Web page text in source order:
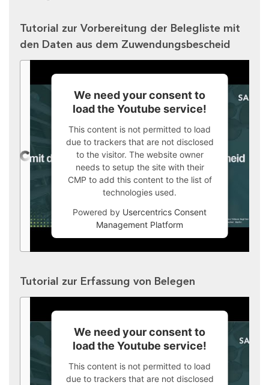
Tutorial zur Vorbereitung der Belegliste mit
den Daten aus dem Zuwendungsbescheid
We need your consent to
load the Youtube service!
This content is not permitted to load
due to trackers that are not disclosed
to the visitor. The website owner
needs to setup the site with their
CMP to add this content to the list of
technologies used.
Powered by Usercentrics Consent
Management Platform
Tutorial zur Erfassung von Belegen
We need your consent to
load the Youtube service!
This content is not permitted to load
due to trackers that are not disclosed